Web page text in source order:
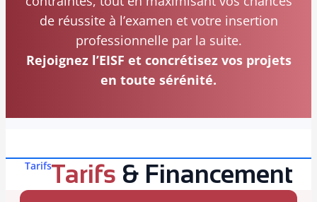
de réussite à l’examen et votre insertion
professionnelle par la suite.
Rejoignez l’EISF et concrétisez vos projets
en toute sérénité.
TarifsTarifs & Financement